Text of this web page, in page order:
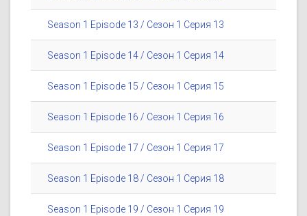
Season 1 Episode 13 / Сезон 1 Серия 13
Season 1 Episode 14 / Сезон 1 Серия 14
Season 1 Episode 15 / Сезон 1 Серия 15
Season 1 Episode 16 / Сезон 1 Серия 16
Season 1 Episode 17 / Сезон 1 Серия 17
Season 1 Episode 18 / Сезон 1 Серия 18
Season 1 Episode 19 / Сезон 1 Серия 19